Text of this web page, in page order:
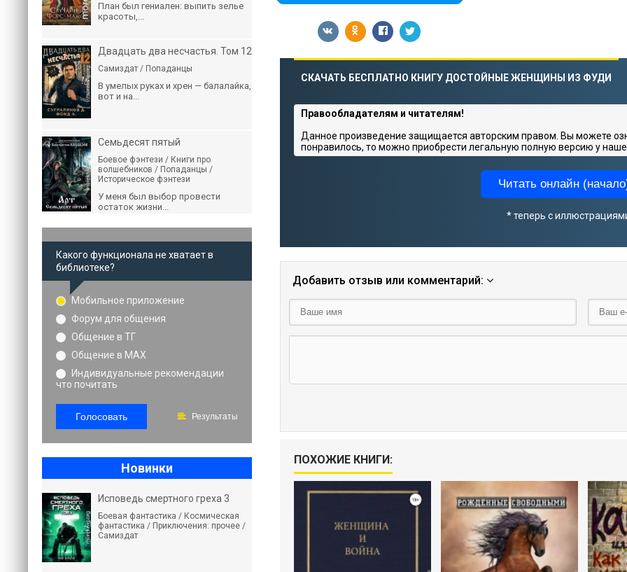
СКАЧАТЬ БЕСПЛАТНО КНИГУ ДОСТОЙНЫЕ ЖЕНЩИНЫ ИЗ ФУДИ
Правообладателям и читателям!
Данное произведение защищается авторским правом. Вы можете
понравилось, то можно приобрести легальную полную версию у
Читать онлайн
* теперь с
Добавить отзыв или комментарий:
ПОХОЖИЕ КНИГИ:
План был гениален: выпить зелье
красоты,...
Двадцать два несчастья. Том 12
Самиздат / Попаданцы
В умелых руках и хрен — балалайка,
вот и на...
Семьдесят пятый
Боевое фэнтези / Книги про
волшебников / Попаданцы /
Историческое фэнтези
У меня был выбор провести
остаток жизни...
Какого функционала не хватает в
библиотеке?
Мобильное приложение
Форум для общения
Общение в ТГ
Общение в MAX
Индивидуальные рекомендации
что почитать
Голосовать Результаты
Новинки
Исповедь смертного греха 3
Боевая фантастика / Космическая
фантастика / Приключения: прочее /
Самиздат